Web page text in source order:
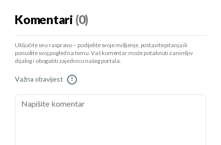
Komentari (0)
Uključite se u raspravu – podijelite svoje mišljenje, postavite pitanja ili
ponudite svoj pogled na temu. Vaš komentar može potaknuti zanimljiv
dijalog i obogatiti zajednicu našeg portala.
Važna obavijest !